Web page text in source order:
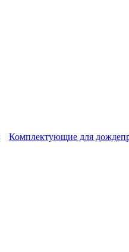
Комплектующие для